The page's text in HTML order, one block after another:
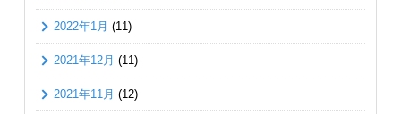
2022年1月 (11)
2021年12月 (11)
2021年11月 (12)